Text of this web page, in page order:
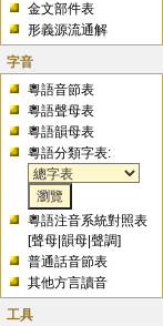
金文部件表
形義源流通解
字音
粵語音節表
粵語聲母表
粵語韻母表
粵語分類字表:
粵語注音系統對照表
[聲母 |韻母 |聲調]
普通話音節表
其他方言讀音
工具